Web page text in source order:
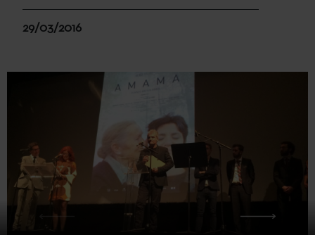
29/03/2016